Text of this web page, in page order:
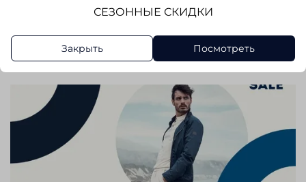
СЕЗОННЫЕ СКИДКИ
Закрыть Посмотреть